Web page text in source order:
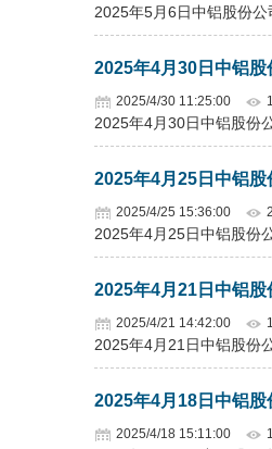
2025年5月6日中铝股份公
2025年4月30日中铝
2025/4/30 11:25:00
2025年4月30日中铝股份
2025年4月25日中铝
2025/4/25 15:36:00
2025年4月25日中铝股份
2025年4月21日中铝
2025/4/21 14:42:00
2025年4月21日中铝股份
2025年4月18日中铝
2025/4/18 15:11:00